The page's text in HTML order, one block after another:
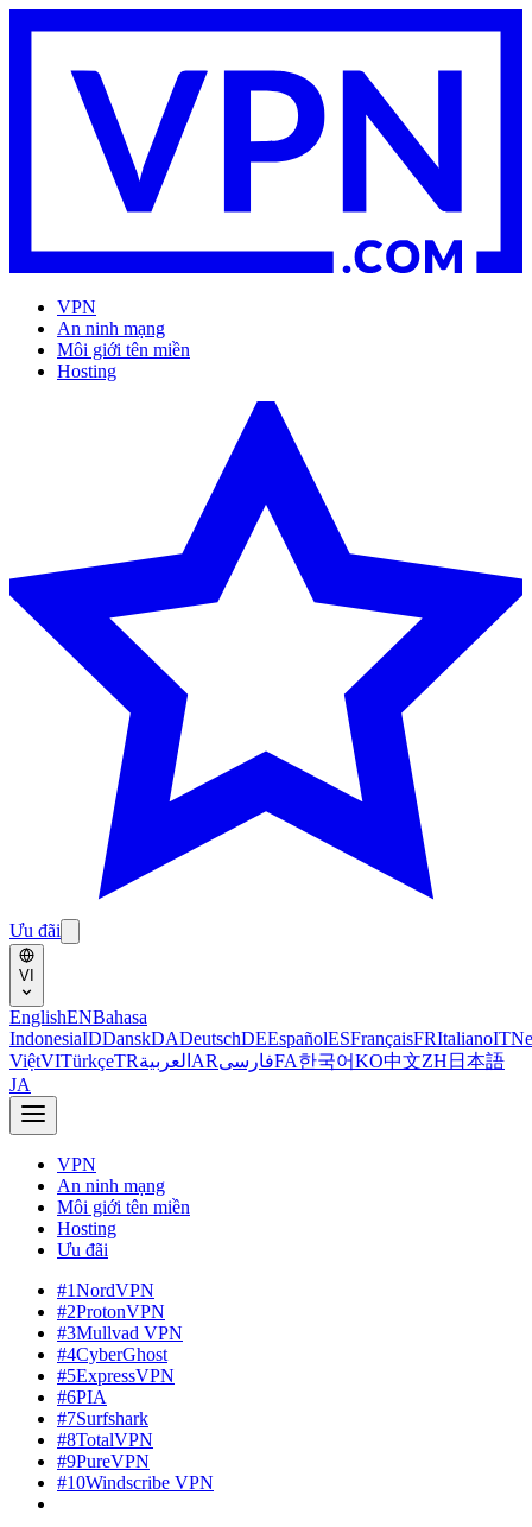
VPN
An ninh mạng
Môi giới tên miền
Hosting
Ưu đãi
VI
EnglishENBahasa
IndonesiaIDDanskDADeutschDEEspañolESFrançaisFRItalianoIT
ViệtVITürkçeTRالعربية ARفارسیFA한국어KO中文ZH 日本語
JA
VPN
An ninh mạng
Môi giới tên miền
Hosting
Ưu đãi
#1NordVPN
#2ProtonVPN
#3Mullvad VPN
#4CyberGhost
#5ExpressVPN
#6PIA
#7Surfshark
#8TotalVPN
#9PureVPN
#10Windscribe VPN